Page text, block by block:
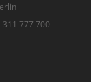
311 777 700